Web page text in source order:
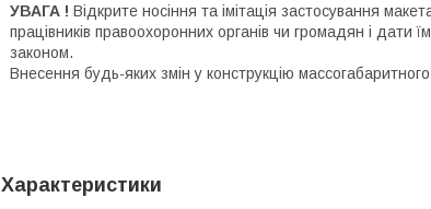
УВАГА ! Відкрите носіння та імітація застосування
працівників правоохоронних органів чи громадян і дати
законом.
Внесення будь-яких змін у конструкцію
Характеристики